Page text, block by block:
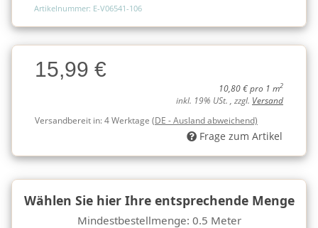
Artikelnummer: E-V06541-106
Charge
Charge15,99 €
10,80 € pro 1 m2
inkl. 19% USt. , zzgl. Versand
Versandbereit in:4 Werktage (DE - Ausland abweichend)
Frage zum Artikel
Wählen Sie hier Ihre entsprechende Menge
Mindestbestellmenge: 0.5 Meter